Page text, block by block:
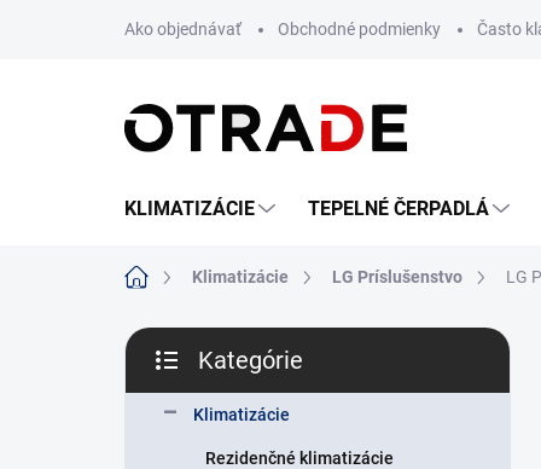
Ako objednávať Obchodné podmienky Často
KLIMATIZÁCIE TEPELNÉ ČERPADLÁ
DomovKlimatizácie LG Príslušenstvo LG
B
č
kategórie
Kategórie
Klimatizácie
Rezidenčné klimatizácie